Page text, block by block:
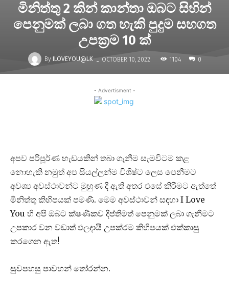
මිනිත්තු 2 කින් කාන්තා ඔබට සිහින්
පෙනුමක් ලබා ගත හැකි පුදුම සහගත
උපක්‍රම 10 ක්
By ILOVEYOU@LK - OCTOBER 10, 2022 1104 0
- Advertisment -
අපව පරිපූර්ණ හැඩයකින් තබා ගැනීම සැමවිටම කළ
නොහැකි නමුත් අප සියල්ලන්ම විශිෂ්ට ලෙස පෙනීමට
අවශ්‍ය අවස්ථාවන්ට මුහුණ දී ඇති අතර එසේ කිරීමට ඇත්තේ
මිනිත්තු කිහිපයක් පමණි. මෙම අවස්ථාවන් සඳහා I Love
You හි අපි ඔබට ක්ෂණිකව දීප්තිමත් පෙනුමක් ලබා ගැනීමට
උපකාර වන වඩාත් ඵලදායී උපක්රම කිහිපයක් එක්කාසු
කරගෙන ඇත!
සුවපහසු පාවහන් තෝරන්න.